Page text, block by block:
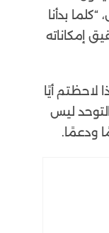
بدأنا
إمكاناته
لاحظتم أيًا
ليس
ودعمًا.